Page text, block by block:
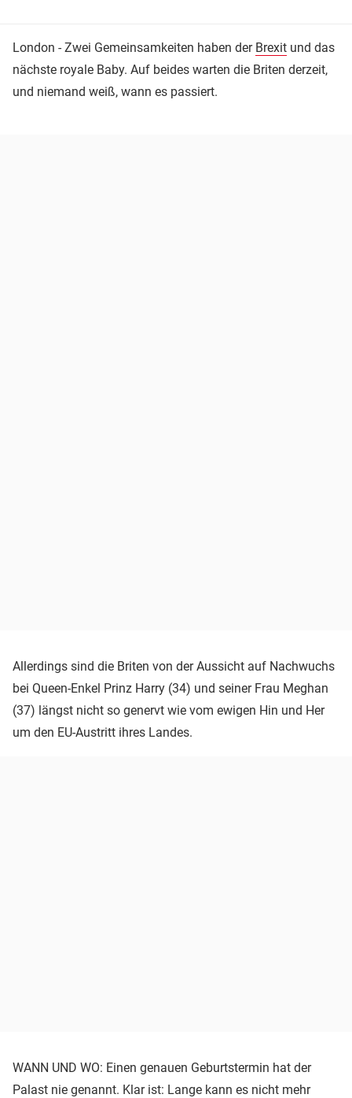
London - Zwei Gemeinsamkeiten haben der Brexit und das
nächste royale Baby. Auf beides warten die Briten derzeit,
und niemand weiß, wann es passiert.
Allerdings sind die Briten von der Aussicht auf Nachwuchs
bei Queen-Enkel Prinz Harry (34) und seiner Frau Meghan
(37) längst nicht so genervt wie vom ewigen Hin und Her
um den EU-Austritt ihres Landes.
WANN UND WO: Einen genauen Geburtstermin hat der
Palast nie genannt. Klar ist: Lange kann es nicht mehr